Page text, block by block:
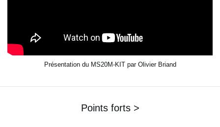
Présentation du MS20M-KIT par Olivier Briand
Points forts >